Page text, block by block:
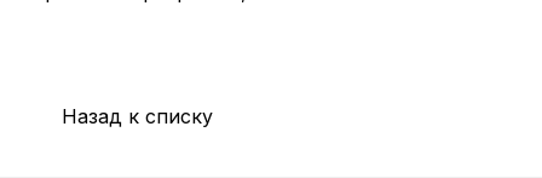
Назад к списку